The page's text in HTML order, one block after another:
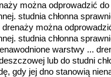
można odprowadzić
studnia chłonna
drenaży można
studnia chłonna
warstwy ...
lub do studni
gdy jej dno stanowią